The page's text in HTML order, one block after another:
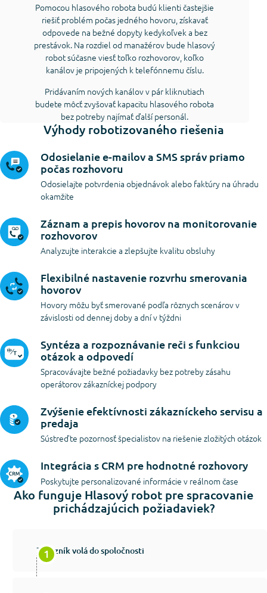
Pomocou hlasového robota budú klienti častejšie
riešiť problém počas jedného hovoru, získavať
odpovede na bežné dopyty kedykoľvek a bez
prestávok. Na rozdiel od manažérov bude hlasový
robot súčasne viesť toľko rozhovorov, koľko
kanálov je pripojených k telefónnemu číslu.
Pridávaním nových kanálov v pár kliknutiach
budete môcť zvyšovať kapacitu hlasového robota
bez potreby najímať ďalší personál.
Výhody robotizovaného riešenia
Odosielanie e-mailov a SMS správ priamo
počas rozhovoru
Odosielajte potvrdenia objednávok alebo faktúry na úhradu
okamžite
Záznam a prepis hovorov na monitorovanie
rozhovorov
Analyzujte interakcie a zlepšujte kvalitu obsluhy
Flexibilné nastavenie rozvrhu smerovania
hovorov
Hovory môžu byť smerované podľa rôznych scenárov v
závislosti od dennej doby a dní v týždni
Syntéza a rozpoznávanie reči s funkciou
otázok a odpovedí
Spracovávajte bežné požiadavky bez potreby zásahu
operátorov zákazníckej podpory
Zvýšenie efektívnosti zákazníckeho servisu a
predaja
Sústreďte pozornosť špecialistov na riešenie zložitých otázok
Integrácia s CRM pre hodnotné rozhovory
Poskytujte personalizované informácie v reálnom čase
Ako funguje Hlasový robot pre spracovanie
prichádzajúcich požiadaviek?
Zákazník volá do spoločnosti